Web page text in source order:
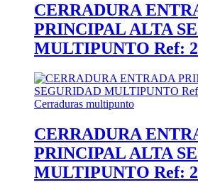
CERRADURA
PRINCIPAL ALTA
MULTIPUNTO Ref:
Cerraduras multipunto
CERRADURA
PRINCIPAL ALTA
MULTIPUNTO Ref: